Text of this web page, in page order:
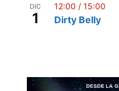
DIC
1 Dirty Belly
12:00 / 15:00